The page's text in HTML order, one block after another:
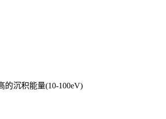
的沉积能量(10-100eV)